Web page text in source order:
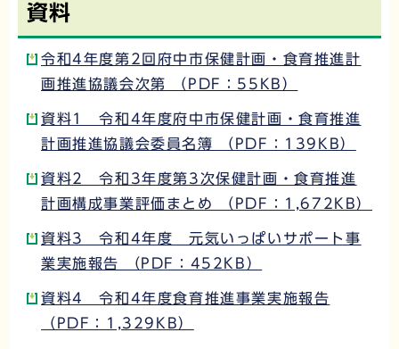
資料
令和4年度第2回府中市保健計画・食育推進計
画推進協議会次第 （PDF：55KB）
資料1 令和4年度府中市保健計画・食育推進
計画推進協議会委員名簿 （PDF：139KB）
資料2 令和3年度第3次保健計画・食育推進
計画構成事業評価まとめ （PDF：1,672KB）
資料3 令和4年度 元気いっぱいサポート事
業実施報告 （PDF：452KB）
資料4 令和4年度食育推進事業実施報告
（PDF：1,329KB）